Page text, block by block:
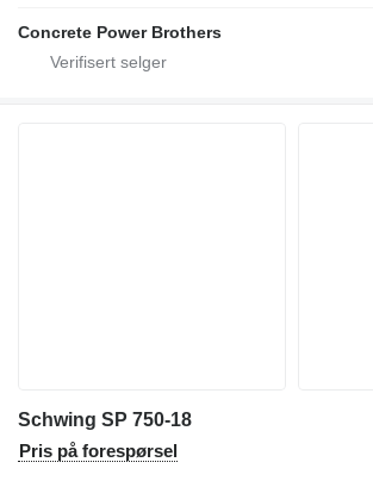
Concrete Power Brothers
Schwing SP 750-18
Pris på forespørsel